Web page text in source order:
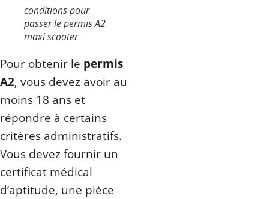
conditions pour
passer le permis A2
maxi scooter
Pour obtenir le permis
A2, vous devez avoir au
moins 18 ans et
répondre à certains
critères administratifs.
Vous devez fournir un
certificat médical
d’aptitude, une pièce